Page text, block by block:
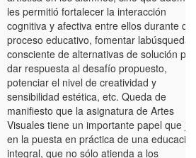
les permitió fortalecer la interacción
cognitiva y afectiva entre ellos durante
proceso educativo, fomentar labúsqueda
consciente de alternativas de solución
dar respuesta al desafío propuesto,
potenciar el nivel de creatividad y
sensibilidad estética, etc. Queda de
manifiesto que la asignatura de Artes
Visuales tiene un importante papel que
en la puesta en práctica de una
integral, que no sólo atienda a los